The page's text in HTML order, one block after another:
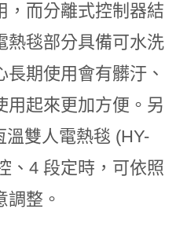
，而分離式控制器結
熱毯部分具備可水洗
期使用會有髒汙、
用起來更加方便。另
雙人電熱毯 (HY-
、4 段定時，可依照
調整。